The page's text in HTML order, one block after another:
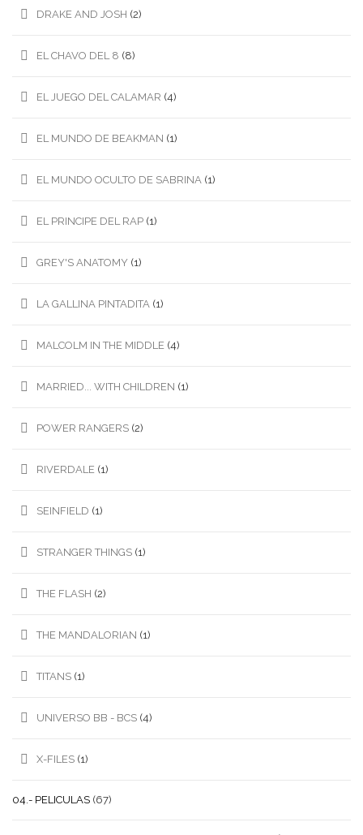
DRAKE AND JOSH (2)
EL CHAVO DEL 8 (8)
EL JUEGO DEL CALAMAR (4)
EL MUNDO DE BEAKMAN (1)
EL MUNDO OCULTO DE SABRINA (1)
EL PRINCIPE DEL RAP (1)
GREY'S ANATOMY (1)
LA GALLINA PINTADITA (1)
MALCOLM IN THE MIDDLE (4)
MARRIED... WITH CHILDREN (1)
POWER RANGERS (2)
RIVERDALE (1)
SEINFIELD (1)
STRANGER THINGS (1)
THE FLASH (2)
THE MANDALORIAN (1)
TITANS (1)
UNIVERSO BB - BCS (4)
X-FILES (1)
04.- PELICULAS (67)